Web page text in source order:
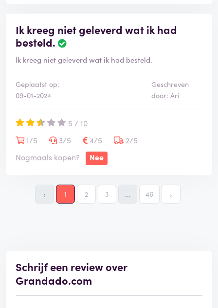
Ik kreeg niet geleverd wat ik had
besteld.
Ik kreeg niet geleverd wat ik had besteld.
Geplaatst op:
09-01-2024
Geschreven
door: Ari
5 / 10
1/5
3/5 4/5
2/5
Nogmaals kopen?
Nee
‹ 1 2 3 ... 46 ›
Schrijf een review over
Grandado.com